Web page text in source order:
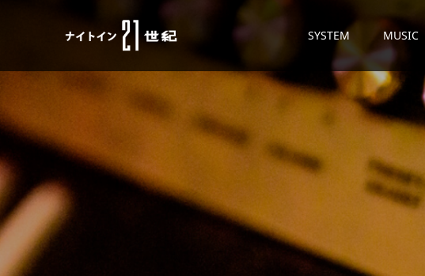
SYSTEM MUSIC